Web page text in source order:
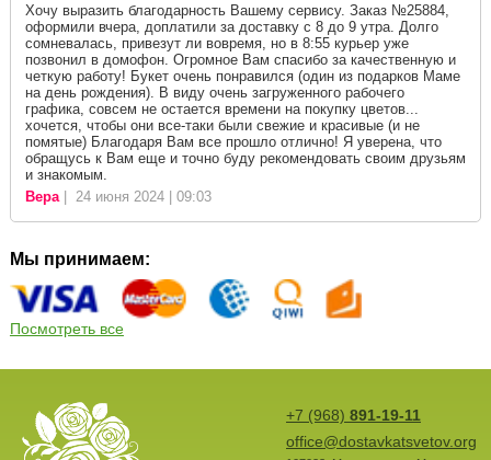
Хочу выразить благодарность Вашему сервису. Заказ №25884,
оформили вчера, доплатили за доставку с 8 до 9 утра. Долго
сомневалась, привезут ли вовремя, но в 8:55 курьер уже
позвонил в домофон. Огромное Вам спасибо за качественную и
четкую работу! Букет очень понравился (один из подарков Маме
на день рождения). В виду очень загруженного рабочего
графика, совсем не остается времени на покупку цветов...
хочется, чтобы они все-таки были свежие и красивые (и не
помятые) Благодаря Вам все прошло отлично! Я уверена, что
обращусь к Вам еще и точно буду рекомендовать своим друзьям
и знакомым.
Вера| 24 июня 2024 | 09:03
Мы принимаем:
Посмотреть все
+7 (968) 891-19-11
office@dostavkatsvetov.org